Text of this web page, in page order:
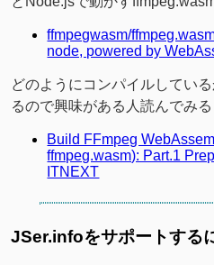
ffmpegwasm/
node, powered by
どのようにコンパイルしてい
るので興味がある人読んでみる
Build FFmpeg
ffmpeg.wasm): Part.1
ITNEXT
JSer.infoをサポートする